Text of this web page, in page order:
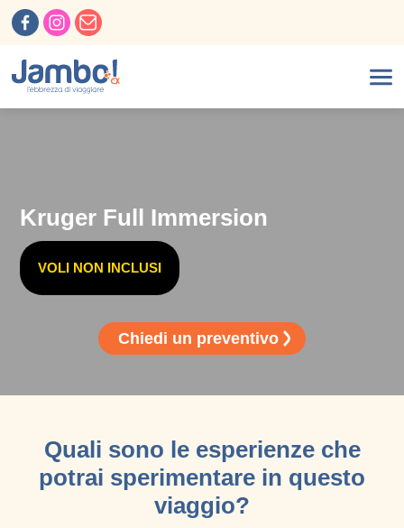
Kruger Full Immersion
VOLI NON INCLUSI
Chiedi un preventivo
Quali sono le esperienze che
potrai sperimentare in questo
viaggio?